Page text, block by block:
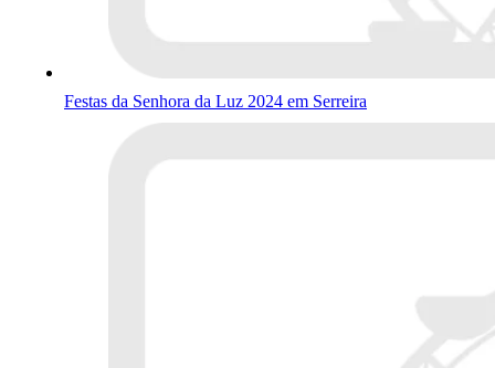
Festas da Senhora da Luz 2024 em Serreira